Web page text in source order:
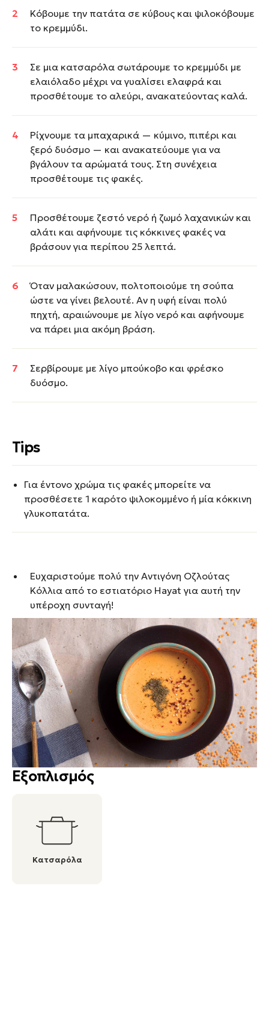
Εξοπλισμός
Κατσαρόλα
Κόβουμε την πατάτα σε κύβους και ψιλοκόβουμε
το κρεμμύδι.
Σε μια κατσαρόλα σωτάρουμε το κρεμμύδι με
ελαιόλαδο μέχρι να γυαλίσει ελαφρά και
προσθέτουμε το αλεύρι, ανακατεύοντας καλά.
Ρίχνουμε τα μπαχαρικά — κύμινο, πιπέρι και
ξερό δυόσμο — και ανακατεύουμε για να
βγάλουν τα αρώματά τους. Στη συνέχεια
προσθέτουμε τις φακές.
Προσθέτουμε ζεστό νερό ή ζωμό λαχανικών και
αλάτι και αφήνουμε τις κόκκινες φακές να
βράσουν για περίπου 25 λεπτά.
Όταν μαλακώσουν, πολτοποιούμε τη σούπα
ώστε να γίνει βελουτέ. Αν η υφή είναι πολύ
πηχτή, αραιώνουμε με λίγο νερό και αφήνουμε
να πάρει μια ακόμη βράση.
Σερβίρουμε με λίγο μπούκοβο και φρέσκο
δυόσμο.
Tips
Για έντονο χρώμα τις φακές μπορείτε να
προσθέσετε 1 καρότο ψιλοκομμένο ή μία κόκκινη
γλυκοπατάτα.
Ευχαριστούμε πολύ την Αντιγόνη Οζλούτας
Κόλλια από το εστιατόριο Hayat για αυτή την
υπέροχη συνταγή!